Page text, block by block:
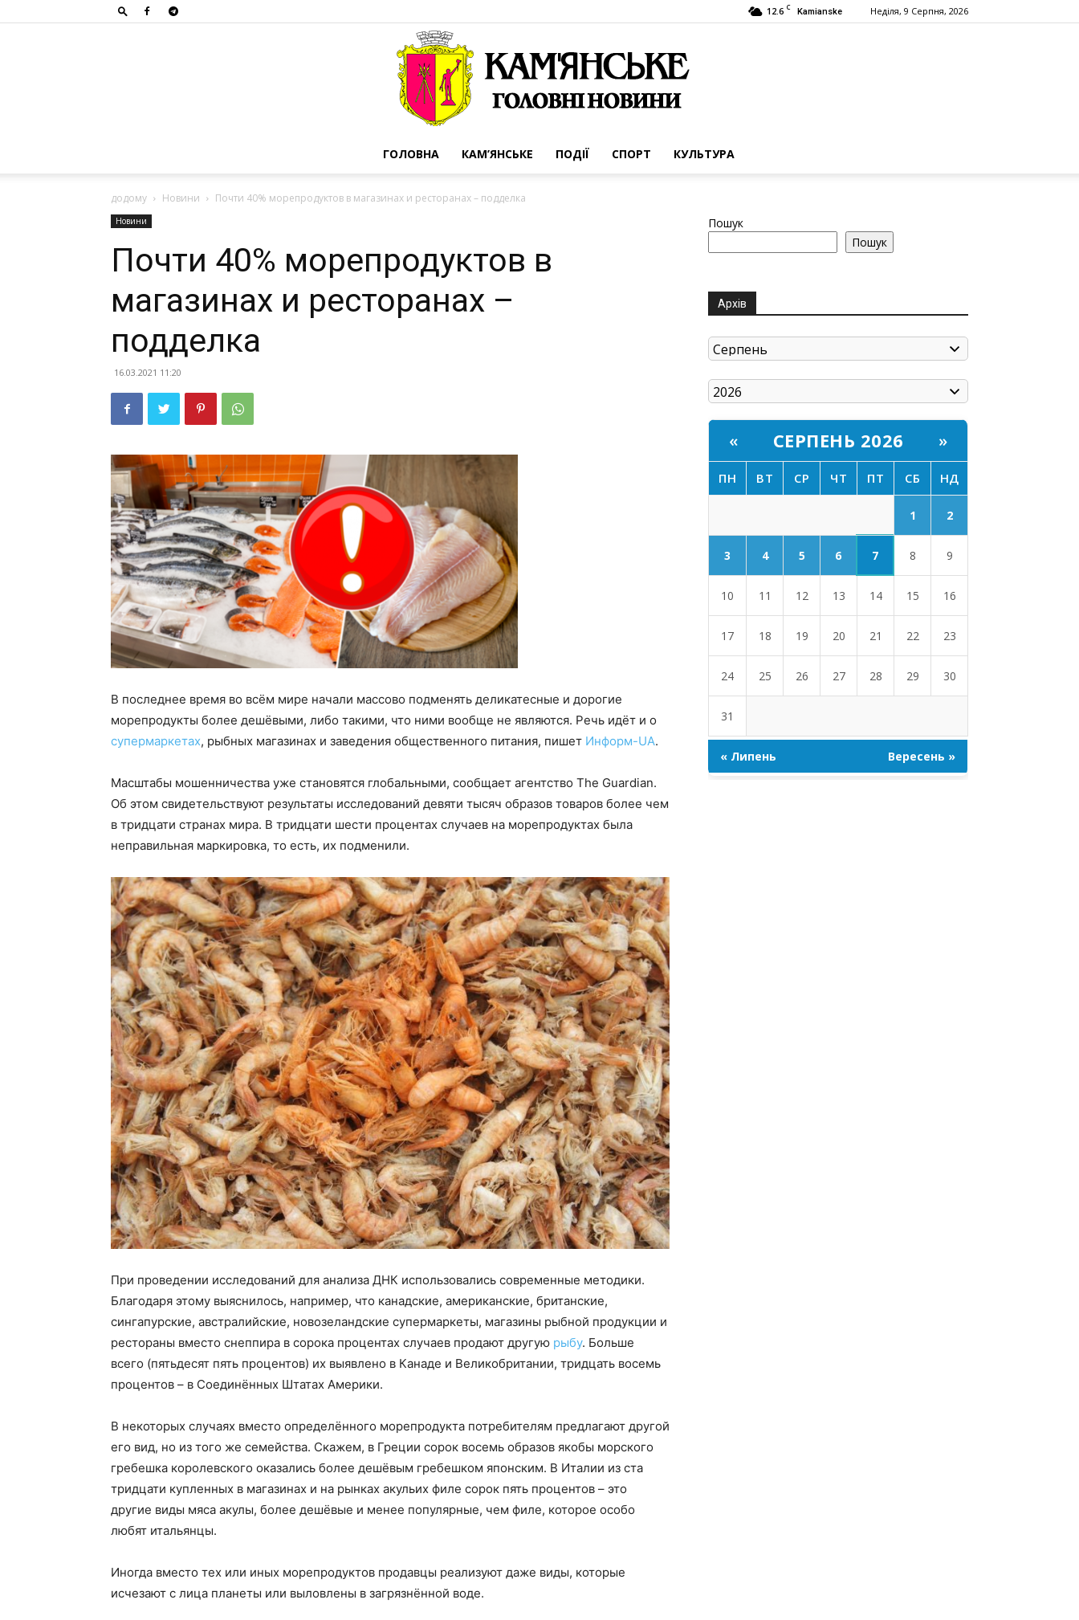
12.6 C Kamianske Неділя, 9 Серпня, 2026
ГОЛОВНА КАМ’ЯНСЬКЕ ПОДІЇ СПОРТ КУЛЬТУРА
додому Новини Почти 40% морепродуктов в магазинах и ресторанах – подделка
Новини
Почти 40% морепродуктов в
магазинах и ресторанах –
подделка
16.03.2021 11:20
В последнее время во всём мире начали массово подменять деликатесные и дорогие
морепродукты более дешёвыми, либо такими, что ними вообще не являются. Речь идёт и о
супермаркетах, рыбных магазинах и заведения общественного питания, пишет Информ-UA.
Масштабы мошенничества уже становятся глобальными, сообщает агентство The Guardian.
Об этом свидетельствуют результаты исследований девяти тысяч образов товаров более чем
в тридцати странах мира. В тридцати шести процентах случаев на морепродуктах была
неправильная маркировка, то есть, их подменили.
При проведении исследований для анализа ДНК использовались современные методики.
Благодаря этому выяснилось, например, что канадские, американские, британские,
сингапурские, австралийские, новозеландские супермаркеты, магазины рыбной продукции и
рестораны вместо снеппира в сорока процентах случаев продают другую рыбу. Больше
всего (пятьдесят пять процентов) их выявлено в Канаде и Великобритании, тридцать восемь
процентов – в Соединённых Штатах Америки.
В некоторых случаях вместо определённого морепродукта потребителям предлагают другой
его вид, но из того же семейства. Скажем, в Греции сорок восемь образов якобы морского
гребешка королевского оказались более дешёвым гребешком японским. В Италии из ста
тридцати купленных в магазинах и на рынках акульих филе сорок пять процентов – это
другие виды мяса акулы, более дешёвые и менее популярные, чем филе, которое особо
любят итальянцы.
Иногда вместо тех или иных морепродуктов продавцы реализуют даже виды, которые
исчезают с лица планеты или выловлены в загрязнённой воде.
Пошук
Пошук
Архів
« СЕРПЕНЬ 2026 »
ПН ВТ СР ЧТ ПТ СБ НД
1 2
3 4 5 6 7 8 9
10 11 12 13 14 15 16
17 18 19 20 21 22 23
24 25 26 27 28 29 30
31
« Липень Вересень »